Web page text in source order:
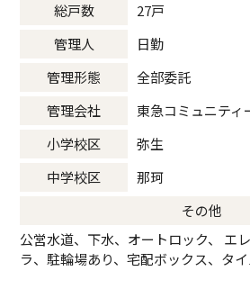
総戸数
27戸
管理人
日勤
管理形態
全部委託
管理会社
東急コミュニティ
小学校区
弥生
中学校区
那珂
その他
公営水道、下水、オートロック、 エ
ラ、駐輪場あり、宅配ボックス、タ